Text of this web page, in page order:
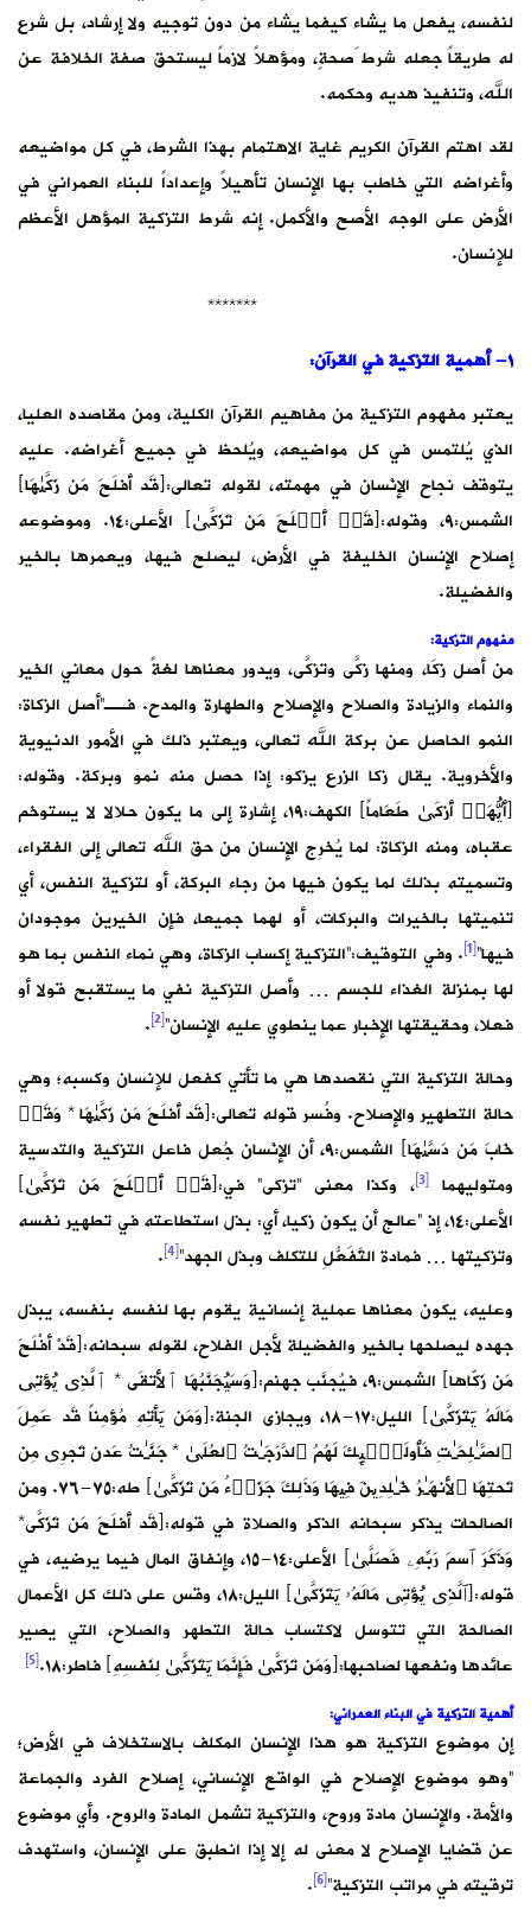
لنفسه، يفعل ما يشاء كيفما يشاء من دون توجيه ولا إرشاد، بل شرع
له طريقاً جعله شرط َصحةٍ، ومؤهلاً لازماً ليستحق صفة الخلافة عن
الله، وتنفيذ هديه وحكمه.
لقد اهتم القرآن الكريم غاية الاهتمام بهذا الشرط، في كل مواضيعه
وأغراضه التي خاطب بها الإنسان تأهيلاً وإعداداً للبناء العمراني في
الأرض على الوجه الأصح والأكمل. إنه شرط التزكية المؤهل الأعظم
للإنسان.
*******
١- أهمية التزكية في القرآن:
يعتبر مفهوم التزكية من مفاهيم القرآن الكلية، ومن مقاصده العليا،
الذي يُلتمس في كل مواضيعه، ويُلحظ في جميع أغراضه. عليه
يتوقف نجاح الإنْسان في مهمته، لقوله تعالى:﴿قَد أَفلَحَ مَن زَكَّىٰهَا﴾
الشمس:٩، وقوله:﴿قَدۡ أَفۡلَحَ مَن تَزَكَّىٰ﴾ الأعلى:١٤. وموضوعه
إصلاح الإنسان الخليفة في الأرض، ليصلح فيها، ويعمرها بالخير
والفضيلة.
مفهوم التزكية:
من أصل زكَا، ومنها زكَّى وتزكَّى، ويدور معناها لغةً حول معاني الخير
والنماء والزيادة والصلاح والإصلاح والطهارة والمدح. فــ”أصل الزكاة:
النمو الحاصل عن بركة الله تعالى، ويعتبر ذلك في الأمور الدنيوية
والأخروية. يقال زكا الزرع يزكو: إذا حصل منه نمو وبركة. وقوله:
﴿أَیُّهَاۤ أَزكَىٰ طَعَاماً﴾ الكهف:١٩، إشارة إلى ما يكون حلالا لا يستوخم
عقباه، ومنه الزكاة: لما يُخرِج الإنسان من حق الله تعالى إلى الفقراء،
وتسميته بذلك لما يكون فيها من رجاء البركة، أو لتزكية النفس، أي
تنميتها بالخيرات والبركات، أو لهما جميعا، فإن الخيرين موجودان
فيها”[1] . وفي التوقيف:”التزكية إكساب الزكاة، وهي نماء النفس بما هو
لها بمنزلة الغذاء للجسم … وأصل التزكية نفي ما يستقبح قولا أو
فعلا، وحقيقتها الإخبار عما ينطوي عليه الإنسان”[2]
.
وحالة التزكية التي نقصدها هي ما تأتي كفعل للإنسان وكسبه؛ وهي
حالة التطهير والإصلاح. وفُسر قوله تعالى:﴿قَد أَفلَحَ مَن زَكَّىٰهَا * وَقَدۡ
خَابَ مَن دَسَّىٰهَا﴾ الشمس:٩، أن الإنْسان جُعل فاعل التزكية والتدسية
ومتوليهما [3] ، وكذا معنى “تزكى” في:﴿قَدۡ أَفۡلَحَ مَن تَزَكَّىٰ﴾
الأعلى:١٤، إذ “عالج أن يكون زكيا، أي: بذل استطاعته في تطهير نفسه
وتزكيتها … فمادة التَّفَعُّلِ للتكلف وبذل الجهد”[4]
.
وعليه، يكون معناها عملية إنسانية يقوم بها لنفسه بنفسه، يبذل
جهده ليصلحها بالخير والفضيلة لأجل الفلاح، لقوله سبحانه:﴿قَدْ أفْلَحَ
مَن زَكّاها﴾ الشمس:٩، فيُجنَّب جهنم:﴿وَسَیُجَنَّبُهَا ٱلأَتقَى * ٱلَّذِی یُؤتِی
مَالَهُ یَتَزَكَّىٰ﴾ الليل:١٧-١٨، ويجازى الجنة:﴿وَمَن یَأتِهِ مُؤمِناً قَد عَمِلَ
ٱلصَّـٰلِحَـٰتِ فَأُولَـٰۤىِٕكَ لَهُمُ ٱلدَّرَجَـٰتُ ٱلعُلَىٰ * جَنَّـٰتُ عَدن تَجرِی مِن
تَحتِهَا ٱلأَنهَـٰرُ خَـٰلِدِینَ فِیهَا وَذَ لِكَ جَزَاۤءُ مَن تَزَكَّىٰ﴾ طه:٧٥-٧٦. ومن
الصالحات يذكر سبحانه الذكر والصلاة في قوله:﴿قَد أَفلَحَ مَن تَزَكَّى*
وَذَكَرَ ٱسمَ رَبِّهِۦ فَصَلَّىٰ﴾ الأعلى:١٤-١٥، وإنفاق المال فيما يرضيه، في
قوله:﴿ٱلَّذِی یُؤتِی مَالَهُۥ یَتَزَكَّىٰ﴾ الليل:١٨، وقس على ذلك كل الأعمال
الصالحة التي تتوسل لاكتساب حالة التطهر والصلاح، التي يصير
عائدها ونفعها لصاحبها:﴿وَمَن تَزَكَّىٰ فَإِنَّمَا یَتَزَكَّىٰ لِنَفسِهِ﴾ فاطر:١٨.
[5]
أهمية التزكية في البناء العمراني:
إن موضوع التزكية هو هذا الإنسان المكلف بالاستخلاف في الأرض؛
“وهو موضوع الإصلاح في الواقع الإنساني، إصلاح الفرد والجماعة
والأمة. والإنسان مادة وروح، والتزكية تشمل المادة والروح. وأي موضوع
عن قضايا الإصلاح لا معنى له إلا إذا انطبق على الإنسان، واستهدف
ترقيته في مراتب التزكية”[6]
.